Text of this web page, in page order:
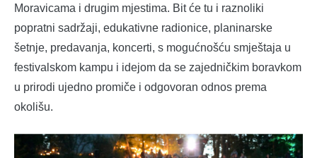
Moravicama i drugim mjestima. Bit će tu i raznoliki
popratni sadržaji, edukativne radionice, planinarske
šetnje, predavanja, koncerti, s mogućnošću smještaja u
festivalskom kampu i idejom da se zajedničkim boravkom
u prirodi ujedno promiče i odgovoran odnos prema
okolišu.